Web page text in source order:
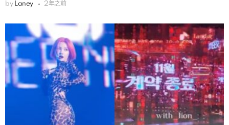
by Laney 2年之前